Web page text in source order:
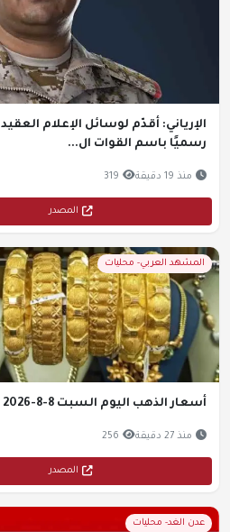
الإرياني: أقدّم لوسائل الإعلام
رسميًا باسم القوات ال...
منذ 19 دقيقة 319
المصدر
المشهد العربي- محليات
أسعار الذهب اليوم السبت 8-8-2026 في اليمن
منذ 27 دقيقة 256
المصدر
عدن الغد- محليات